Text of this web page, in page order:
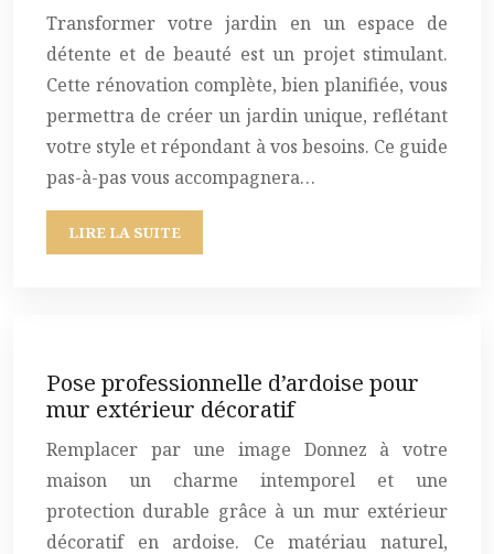
Transformer votre jardin en un espace de
détente et de beauté est un projet stimulant.
Cette rénovation complète, bien planifiée, vous
permettra de créer un jardin unique, reflétant
votre style et répondant à vos besoins. Ce guide
pas-à-pas vous accompagnera…
LIRE LA SUITE
Pose professionnelle d’ardoise pour
mur extérieur décoratif
Remplacer par une image Donnez à votre
maison un charme intemporel et une
protection durable grâce à un mur extérieur
décoratif en ardoise. Ce matériau naturel,